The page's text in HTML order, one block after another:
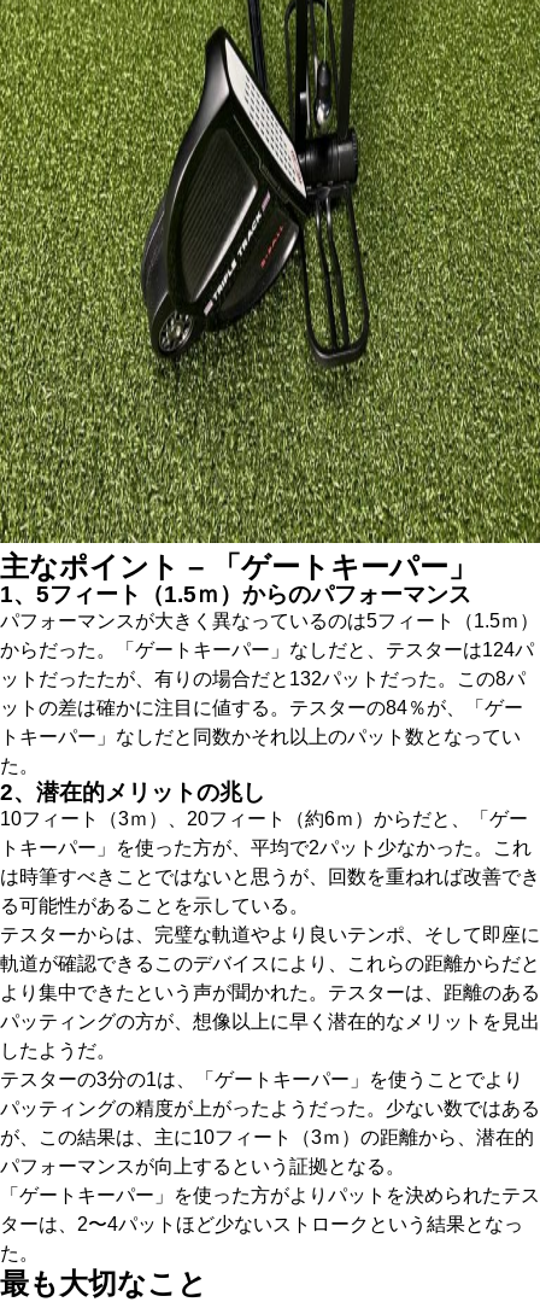
主なポイント – 「ゲートキーパー」
1、5フィート（1.5ｍ）からのパフォーマンス
パフォーマンスが大きく異なっているのは5フィート（1.5ｍ）
からだった。「ゲートキーパー」なしだと、テスターは124パ
ットだったたが、有りの場合だと132パットだった。この8パ
ットの差は確かに注目に値する。テスターの84％が、「ゲー
トキーパー」なしだと同数かそれ以上のパット数となってい
た。
2、潜在的メリットの兆し
10フィート（3ｍ）、20フィート（約6ｍ）からだと、「ゲー
トキーパー」を使った方が、平均で2パット少なかった。これ
は時筆すべきことではないと思うが、回数を重ねれば改善でき
る可能性があることを示している。
テスターからは、完璧な軌道やより良いテンポ、そして即座に
軌道が確認できるこのデバイスにより、これらの距離からだと
より集中できたという声が聞かれた。テスターは、距離のある
パッティングの方が、想像以上に早く潜在的なメリットを見出
したようだ。
テスターの3分の1は、「ゲートキーパー」を使うことでより
パッティングの精度が上がったようだった。少ない数ではある
が、この結果は、主に10フィート（3ｍ）の距離から、潜在的
パフォーマンスが向上するという証拠となる。
「ゲートキーパー」を使った方がよりパットを決められたテス
ターは、2〜4パットほど少ないストロークという結果となっ
た。
最も大切なこと